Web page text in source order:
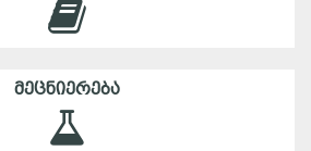
ᲛᲔᲪᲜᲘᲔᲠᲔᲑᲐ